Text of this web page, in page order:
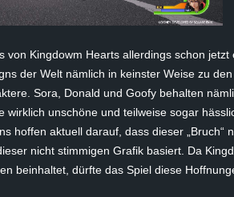
von Kingdowm Hearts allerdings schon jetzt
der Welt nämlich in keinster Weise zu den
Sora, Donald und Goofy behalten
wirklich unschöne und teilweise sogar
hoffen aktuell darauf, dass dieser „Bruch“
nicht stimmigen Grafik basiert. Da
beinhaltet, dürfte das Spiel diese